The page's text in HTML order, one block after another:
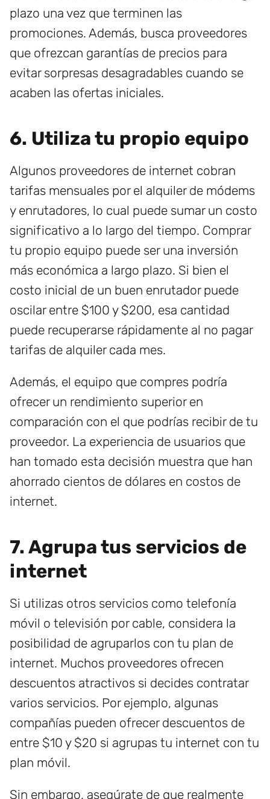
plazo una vez que terminen las
promociones. Además, busca proveedores
que ofrezcan garantías de precios para
evitar sorpresas desagradables cuando se
acaben las ofertas iniciales.
6. Utiliza tu propio equipo
Algunos proveedores de internet cobran
tarifas mensuales por el alquiler de módems
y enrutadores, lo cual puede sumar un costo
significativo a lo largo del tiempo. Comprar
tu propio equipo puede ser una inversión
más económica a largo plazo. Si bien el
costo inicial de un buen enrutador puede
oscilar entre $100 y $200, esa cantidad
puede recuperarse rápidamente al no pagar
tarifas de alquiler cada mes.
Además, el equipo que compres podría
ofrecer un rendimiento superior en
comparación con el que podrías recibir de tu
proveedor. La experiencia de usuarios que
han tomado esta decisión muestra que han
ahorrado cientos de dólares en costos de
internet.
7. Agrupa tus servicios de
internet
Si utilizas otros servicios como telefonía
móvil o televisión por cable, considera la
posibilidad de agruparlos con tu plan de
internet. Muchos proveedores ofrecen
descuentos atractivos si decides contratar
varios servicios. Por ejemplo, algunas
compañías pueden ofrecer descuentos de
entre $10 y $20 si agrupas tu internet con tu
plan móvil.
Sin embargo, asegúrate de que realmente